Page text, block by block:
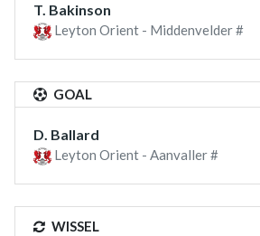
T. Bakinson
Leyton Orient - Middenvelder #
GOAL
D. Ballard
Leyton Orient - Aanvaller #
WISSEL